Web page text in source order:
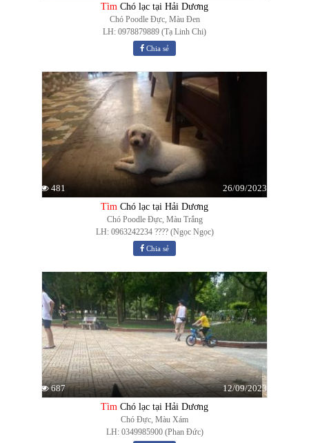
Tìm Chó lạc tại Hải Dương
Chó Poodle Đực, Màu Đen
LH: 0978879889 (Tạ Linh Chi)
Chia sẻ
481
26/09/2023
Tìm Chó lạc tại Hải Dương
Chó Poodle Đực, Màu Trắng
LH: 0963242234 ???? (Ngọc Ngọc)
Chia sẻ
687
12/09/2023
Tìm Chó lạc tại Hải Dương
Chó Đực, Màu Xám
LH: 0349985900 (Phan Đức)